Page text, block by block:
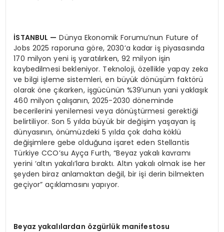
İSTANBUL — Dünya Ekonomik Forumu’nun Future of
Jobs 2025 raporuna göre, 2030’a kadar iş piyasasında
170 milyon yeni iş yaratılırken, 92 milyon işin
kaybedilmesi bekleniyor. Teknoloji, özellikle yapay zeka
ve bilgi işleme sistemleri, en büyük dönüşüm faktörü
olarak öne çıkarken, işgücünün %39’unun yani yaklaşık
460 milyon çalışanın, 2025-2030 döneminde
becerilerini yenilemesi veya dönüştürmesi gerektiği
belirtiliyor. Son 5 yılda büyük bir değişim yaşayan iş
dünyasının, önümüzdeki 5 yılda çok daha köklü
değişimlere gebe olduğuna işaret eden Stellantis
Türkiye CCO’su Ayça Furth, “Beyaz yakalı kavramı
yerini ‘altın yakalı’lara bıraktı. Altın yakalı olmak ise her
şeyden biraz anlamaktan değil, bir işi derin bilmekten
geçiyor” açıklamasını yapıyor.
Beyaz yakalılardan özgürlük manifestosu